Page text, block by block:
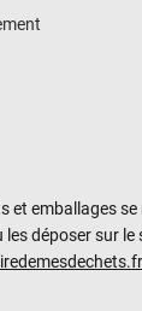
et emballages
les déposer sur le